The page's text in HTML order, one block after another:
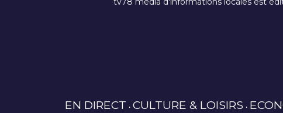
EN DIRECT CULTURE & LOISIRS